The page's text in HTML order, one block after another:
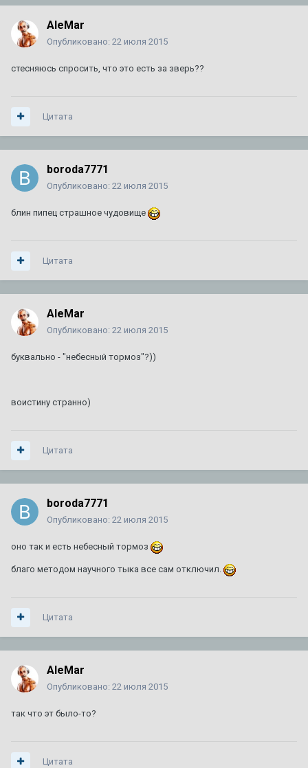
ТО XT5
Автор:
154 ответа 721 259 просмотров
Автор:A446MO
64 ответа 140 565 просмотров
Сгорела коробка на 280000км. Как предотвратить в
следующий раз? Доп. охлаждение?
AleMar
Опубликовано: 22 июля 2015
стесняюсь спросить, что это есть за зверь??
Цитата
boroda7771
Опубликовано: 22 июля 2015
блин пипец страшное чудовище
Цитата
AleMar
Опубликовано: 22 июля 2015
буквально - "небесный тормоз"?))
воистину странно)
Цитата
boroda7771
Опубликовано: 22 июля 2015
оно так и есть небесный тормоз
благо методом научного тыка все сам отключил.
Цитата
AleMar
Опубликовано: 22 июля 2015
так что эт было-то?
Цитата